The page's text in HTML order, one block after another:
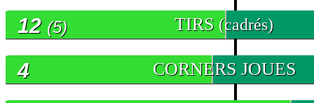
TIRS (cadrés)
12 (5)
CORNERS JOUES
4